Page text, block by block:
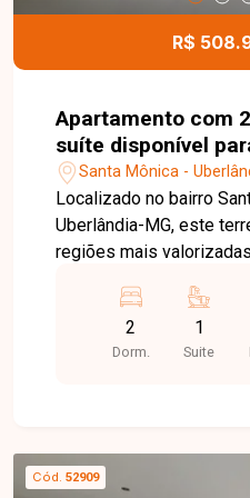
Agende uma visita e
detalhes deste imóvel.
R$
Apartamento com
suíte disponível
Santa Mônica em
Santa Mônica -
Localizado no bairro
Uberlândia-MG, este
regiões mais
principais avenidas. A
proximidade com
universidades,
total, com dimensões
terreno é plano, bem
2
Dorm.
1
Suite
Cód. 52909